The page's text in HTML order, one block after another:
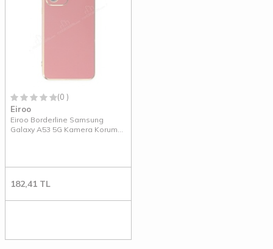
(0 )
Eiroo
Eiroo Borderline Samsung
Galaxy A53 5G Kamera Korumalı
182,41 TL